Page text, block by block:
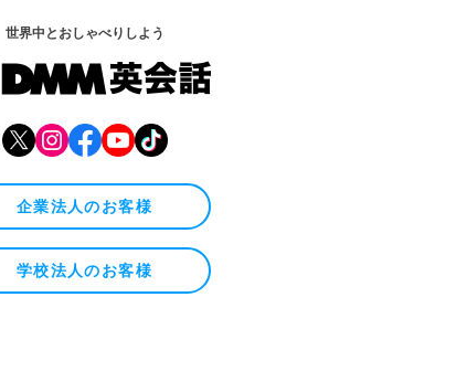
世界中とおしゃべりしよう
企業法人のお客様
学校法人のお客様